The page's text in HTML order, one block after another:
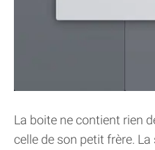
La boite ne contient rien
celle de son petit frère.